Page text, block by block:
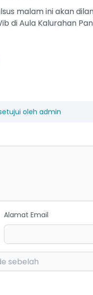
malam ini akan
di Aula Kalurahan
oleh admin
Alamat Email